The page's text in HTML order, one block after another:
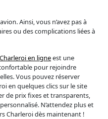
Ainsi, vous n’avez pas à
ou des complications liées à
en ligneest une
pour rejoindre
Vous pouvez réserver
en quelques clics sur le site
de prix fixes et transparents,
N’attendez plus et
Charleroi dès maintenant !